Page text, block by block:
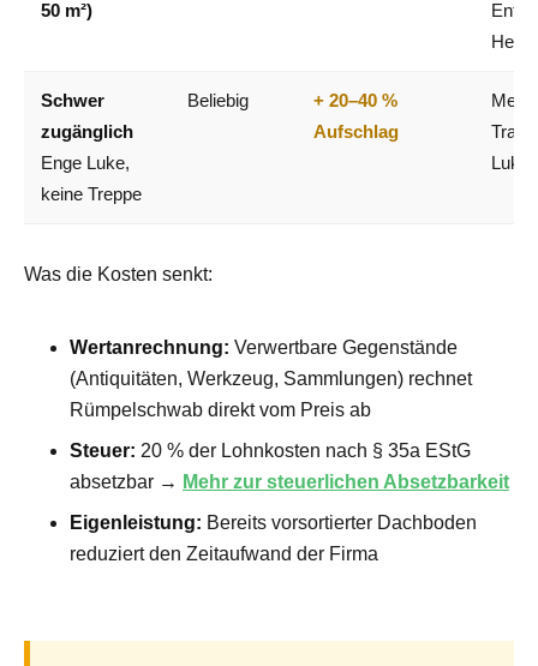
50 m²)
Schwer
zugänglich
Enge Luke,
keine Treppe
Beliebig
+ 20–40 %
Aufschlag
Luke
Was die Kosten senkt:
Wertanrechnung: Verwertbare Gegenstände
(Antiquitäten, Werkzeug, Sammlungen) rechnet
Rümpelschwab direkt vom Preis ab
Steuer: 20 % der Lohnkosten nach § 35a EStG
absetzbar → Mehr zur steuerlichen Absetzbarkeit
Eigenleistung: Bereits vorsortierter Dachboden
reduziert den Zeitaufwand der Firma